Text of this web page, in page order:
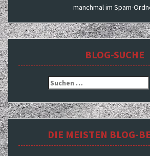
manchmal im Spam-
BLOG-SUCHE
Suchen
nach:
DIE MEISTEN BLOG-